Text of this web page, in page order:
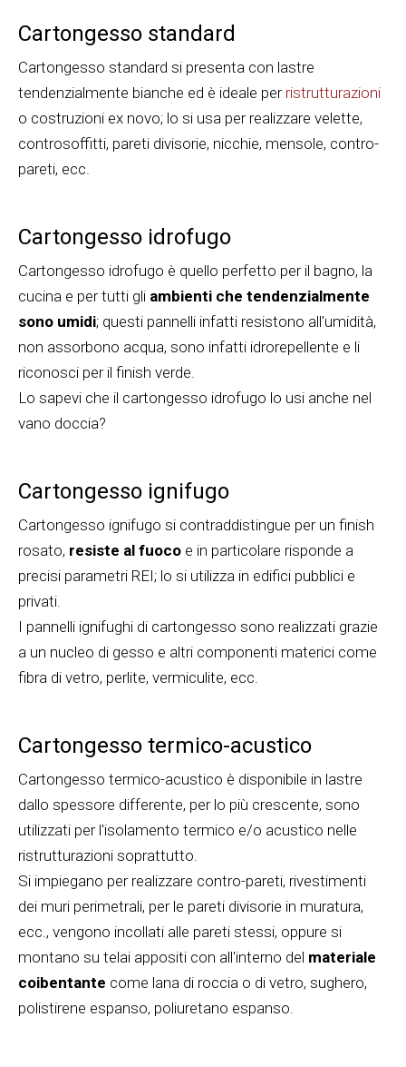
Cartongesso standard
Cartongesso standard si presenta con lastre
tendenzialmente bianche ed è ideale per ristrutturazioni
o costruzioni ex novo; lo si usa per realizzare velette,
controsoffitti, pareti divisorie, nicchie, mensole, contro-
pareti, ecc.
Cartongesso idrofugo
Cartongesso idrofugo è quello perfetto per il bagno, la
cucina e per tutti gli ambienti che tendenzialmente
sono umidi; questi pannelli infatti resistono all'umidità,
non assorbono acqua, sono infatti idrorepellente e li
riconosci per il finish verde.
Lo sapevi che il cartongesso idrofugo lo usi anche nel
vano doccia?
Cartongesso ignifugo
Cartongesso ignifugo si contraddistingue per un finish
rosato, resiste al fuoco e in particolare risponde a
precisi parametri REI; lo si utilizza in edifici pubblici e
privati.
I pannelli ignifughi di cartongesso sono realizzati grazie
a un nucleo di gesso e altri componenti materici come
fibra di vetro, perlite, vermiculite, ecc.
Cartongesso termico-acustico
Cartongesso termico-acustico è disponibile in lastre
dallo spessore differente, per lo più crescente, sono
utilizzati per l'isolamento termico e/o acustico nelle
ristrutturazioni soprattutto.
Si impiegano per realizzare contro-pareti, rivestimenti
dei muri perimetrali, per le pareti divisorie in muratura,
ecc., vengono incollati alle pareti stessi, oppure si
montano su telai appositi con all'interno del materiale
coibentante come lana di roccia o di vetro, sughero,
polistirene espanso, poliuretano espanso.